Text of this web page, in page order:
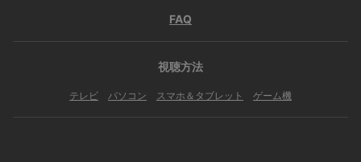
FAQ
視聴方法
テレビ パソコン スマホ＆タブレット ゲーム機